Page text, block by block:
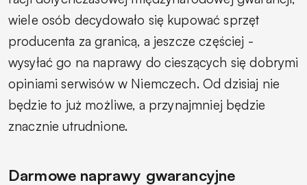
wiele osób decydowało się kupować sprzęt
producenta za granicą, a jeszcze częściej -
wysyłać go na naprawy do cieszących się dobrymi
opiniami serwisów w Niemczech. Od dzisiaj nie
będzie to już możliwe, a przynajmniej będzie
znacznie utrudnione.
Darmowe naprawy gwarancyjne